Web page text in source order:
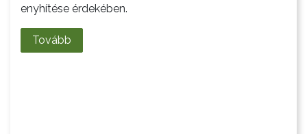
NYOMTATVÁNYOK
enyhítése érdekében.
Tovább